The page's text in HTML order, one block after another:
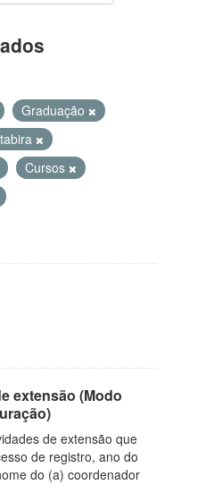
Graduação
Cursos
extensão (Modo
de extensão que
de registro, ano do
do (a) coordenador